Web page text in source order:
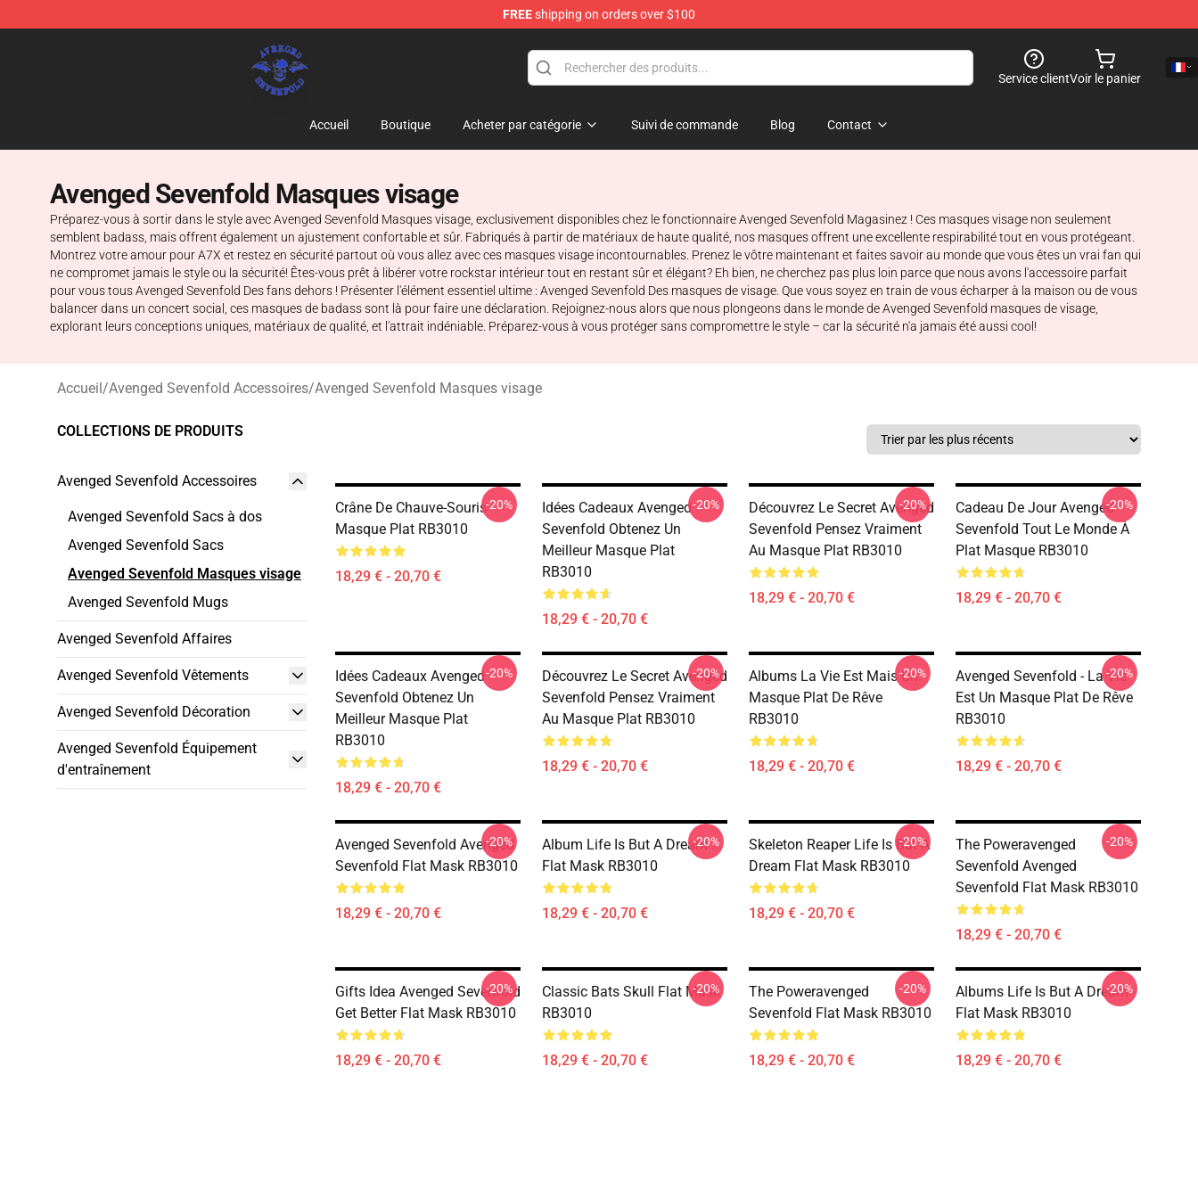
FREEshipping on orders over $100
Avenged Sevenfold Shop - Official Avenged Sevenfold Merchandise Store
Service clientVoir le panier
Accueil Boutique Acheter par catégorie Suivi de commande Blog Contact
Avenged Sevenfold Masques visage
Préparez-vous à sortir dans le style avec Avenged Sevenfold Masques visage, exclusivement disponibles chez le fonctionnaire Avenged Sevenfold Magasinez ! Ces masques visage non seulement
semblent badass, mais offrent également un ajustement confortable et sûr. Fabriqués à partir de matériaux de haute qualité, nos masques offrent une excellente respirabilité tout en vous protégeant.
Montrez votre amour pour A7X et restez en sécurité partout où vous allez avec ces masques visage incontournables. Prenez le vôtre maintenant et faites savoir au monde que vous êtes un vrai fan qui
ne compromet jamais le style ou la sécurité! Êtes-vous prêt à libérer votre rockstar intérieur tout en restant sûr et élégant? Eh bien, ne cherchez pas plus loin parce que nous avons l'accessoire parfait
pour vous tous Avenged Sevenfold Des fans dehors ! Présenter l'élément essentiel ultime : Avenged Sevenfold Des masques de visage. Que vous soyez en train de vous écharper à la maison ou de vous
balancer dans un concert social, ces masques de badass sont là pour faire une déclaration. Rejoignez-nous alors que nous plongeons dans le monde de Avenged Sevenfold masques de visage,
explorant leurs conceptions uniques, matériaux de qualité, et l'attrait indéniable. Préparez-vous à vous protéger sans compromettre le style – car la sécurité n'a jamais été aussi cool!
Accueil/Avenged Sevenfold Accessoires/Avenged Sevenfold Masques visage
COLLECTIONS DE PRODUITS
Avenged Sevenfold Accessoires
Avenged Sevenfold Sacs à dos
Avenged Sevenfold Sacs
Avenged Sevenfold Masques visage
Avenged Sevenfold Mugs
Avenged Sevenfold Affaires
Avenged Sevenfold Vêtements
Avenged Sevenfold Décoration
Avenged Sevenfold Équipement
d'entraînement
Crâne De Chauve-Souris
Masque Plat RB3010
18,29 € - 20,70 €
-20%
Idées Cadeaux Avenged
Sevenfold Obtenez Un
Meilleur Masque Plat
RB3010
18,29 € - 20,70 €
-20%
Découvrez Le Secret Avenged
Sevenfold Pensez Vraiment
Au Masque Plat RB3010
18,29 € - 20,70 €
-20%
Cadeau De Jour Avenged
Sevenfold Tout Le Monde À
Plat Masque RB3010
18,29 € - 20,70 €
-20%
Idées Cadeaux Avenged
Sevenfold Obtenez Un
Meilleur Masque Plat
RB3010
18,29 € - 20,70 €
-20%
Découvrez Le Secret Avenged
Sevenfold Pensez Vraiment
Au Masque Plat RB3010
18,29 € - 20,70 €
-20%
Albums La Vie Est Mais Un
Masque Plat De Rêve
RB3010
18,29 € - 20,70 €
-20%
Avenged Sevenfold - La Vie
Est Un Masque Plat De Rêve
RB3010
18,29 € - 20,70 €
-20%
Avenged Sevenfold Avenged
Sevenfold Flat Mask RB3010
18,29 € - 20,70 €
-20%
Album Life Is But A Dream ...
Flat Mask RB3010
18,29 € - 20,70 €
-20%
Skeleton Reaper Life Is But A
Dream Flat Mask RB3010
18,29 € - 20,70 €
-20%
The Poweravenged
Sevenfold Avenged
Sevenfold Flat Mask RB3010
18,29 € - 20,70 €
-20%
Gifts Idea Avenged Sevenfold
Get Better Flat Mask RB3010
18,29 € - 20,70 €
-20%
Classic Bats Skull Flat Mask
RB3010
18,29 € - 20,70 €
-20%
The Poweravenged
Sevenfold Flat Mask RB3010
18,29 € - 20,70 €
-20%
Albums Life Is But A Dream
Flat Mask RB3010
18,29 € - 20,70 €
-20%